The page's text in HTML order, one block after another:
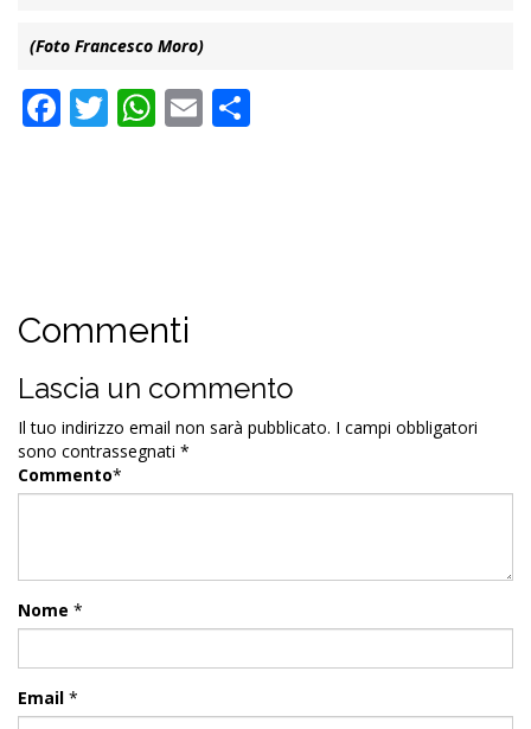
(Foto Francesco Moro)
Facebook
Twitter
WhatsApp
Email
Commenti
Lascia un commento
Il tuo indirizzo email non sarà pubblicato. I campi obbligatori
sono contrassegnati *
Commento*
Nome *
Email *